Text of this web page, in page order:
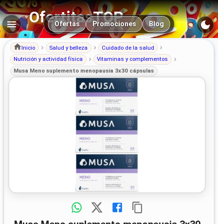
OfertitasTOP
Navegación principal
Ofertas Promociones Blog
Inicio Salud y belleza
Cuidado de la salud
Nutrición y actividad física
Vitaminas y complementos
Musa Meno suplemento menopausia 3x30 cápsulas